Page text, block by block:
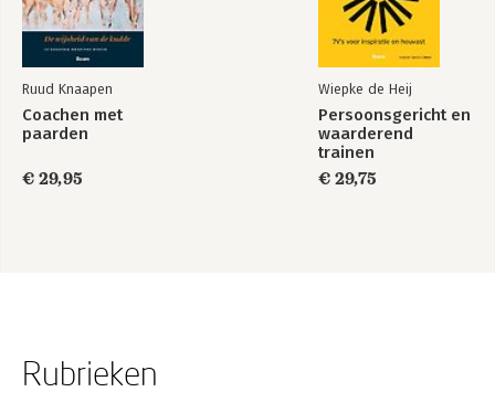
Ruud Knaapen
Coachen met
paarden
€ 29,95
Wiepke de Heij
Persoonsgericht en
waarderend
trainen
€ 29,75
Rubrieken